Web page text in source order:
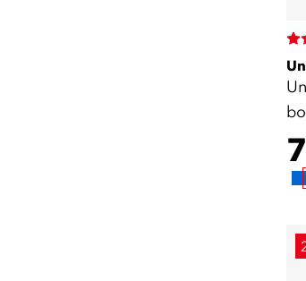
7